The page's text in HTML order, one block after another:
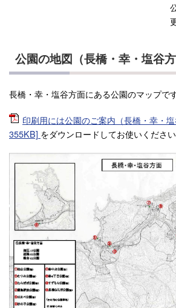
公園の地図（長橋・幸・塩谷方
長橋・幸・塩谷方面にある公園のマップです
印刷用には公園のご案内（長橋・幸・
355KB] をダウンロードしてお使いください